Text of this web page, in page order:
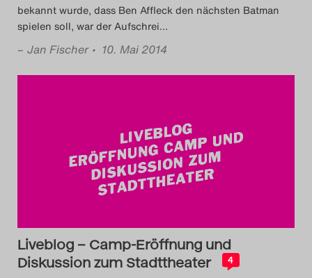
bekannt wurde, dass Ben Affleck den nächsten Batman
spielen soll, war der Aufschrei…
– Jan Fischer • 10. Mai 2014
Liveblog – Camp-Eröffnung und
Diskussion zum Stadttheater
4